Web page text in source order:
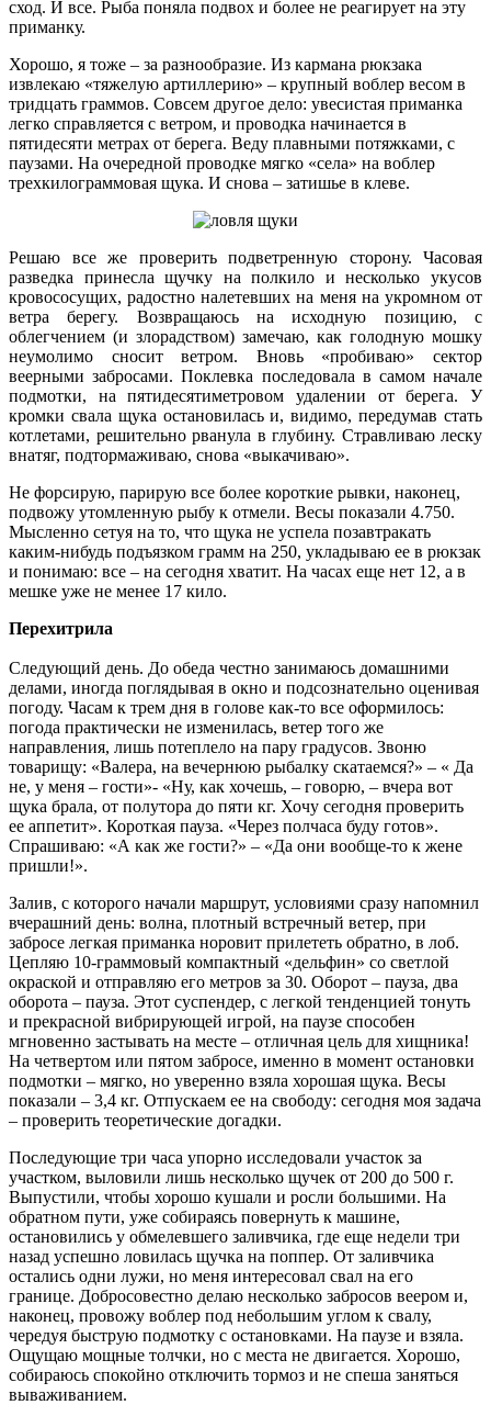
сход. И все. Рыба поняла подвох и более не реагирует на эту
приманку.
Хорошо, я тоже – за разнообразие. Из кармана рюкзака
извлекаю «тяжелую артиллерию» – крупный воблер весом в
тридцать граммов. Совсем другое дело: увесистая приманка
легко справляется с ветром, и проводка начинается в
пятидесяти метрах от берега. Веду плавными потяжками, с
паузами. На очередной проводке мягко «села» на воблер
трехкилограммовая щука. И снова – затишье в клеве.
Решаю все же проверить подветренную сторону. Часовая
разведка принесла щучку на полкило и несколько укусов
кровососущих, радостно налетевших на меня на укромном от
ветра берегу. Возвращаюсь на исходную позицию, с
облегчением (и злорадством) замечаю, как голодную мошку
неумолимо сносит ветром. Вновь «пробиваю» сектор
веерными забросами. Поклевка последовала в самом начале
подмотки, на пятидесятиметровом удалении от берега. У
кромки свала щука остановилась и, видимо, передумав стать
котлетами, решительно рванула в глубину. Стравливаю леску
внатяг, подтормаживаю, снова «выкачиваю».
Не форсирую, парирую все более короткие рывки, наконец,
подвожу утомленную рыбу к отмели. Весы показали 4.750.
Мысленно сетуя на то, что щука не успела позавтракать
каким-нибудь подъязком грамм на 250, укладываю ее в рюкзак
и понимаю: все – на сегодня хватит. На часах еще нет 12, а в
мешке уже не менее 17 кило.
Перехитрила
Следующий день. До обеда честно занимаюсь домашними
делами, иногда поглядывая в окно и подсознательно оценивая
погоду. Часам к трем дня в голове как-то все оформилось:
погода практически не изменилась, ветер того же
направления, лишь потеплело на пару градусов. Звоню
товарищу: «Валера, на вечернюю рыбалку скатаемся?» – « Да
не, у меня – гости»- «Ну, как хочешь, – говорю, – вчера вот
щука брала, от полутора до пяти кг. Хочу сегодня проверить
ее аппетит». Короткая пауза. «Через полчаса буду готов».
Спрашиваю: «А как же гости?» – «Да они вообще-то к жене
пришли!».
Залив, с которого начали маршрут, условиями сразу напомнил
вчерашний день: волна, плотный встречный ветер, при
забросе легкая приманка норовит прилететь обратно, в лоб.
Цепляю 10-граммовый компактный «дельфин» со светлой
окра­ской и отправляю его метров за 30. Оборот – пауза, два
оборота – пауза. Этот суспендер, с легкой тенденцией тонуть
и прекрасной вибрирующей игрой, на паузе способен
мгновенно застывать на месте – отличная цель для хищника!
На четвертом или пятом забросе, именно в момент остановки
подмотки – мягко, но уверенно взяла хорошая щука. Весы
показали – 3,4 кг. Отпускаем ее на свободу: сегодня моя задача
– проверить теоретические догадки.
Последующие три часа упорно исследовали участок за
участком, выловили лишь несколько щучек от 200 до 500 г.
Выпустили, чтобы хорошо кушали и росли большими. На
обратном пути, уже собираясь повернуть к машине,
остановились у обмелевшего заливчика, где еще недели три
назад успешно ловилась щучка на поппер. От заливчика
остались одни лужи, но меня интересовал свал на его
границе. Добросовестно делаю несколько забросов веером и,
наконец, провожу воблер под небольшим углом к свалу,
чередуя быструю подмотку с остановками. На паузе и взяла.
Ощущаю мощные толчки, но с места не двигается. Хорошо,
собираюсь спокойно отключить тормоз и не спеша заняться
вываживанием.